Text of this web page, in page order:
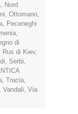
, Nord
, Ottomano,
, Peceneghi
,
di
Rus di Kiev,
, Serbi,
, Tracia,
, Vandali, Via